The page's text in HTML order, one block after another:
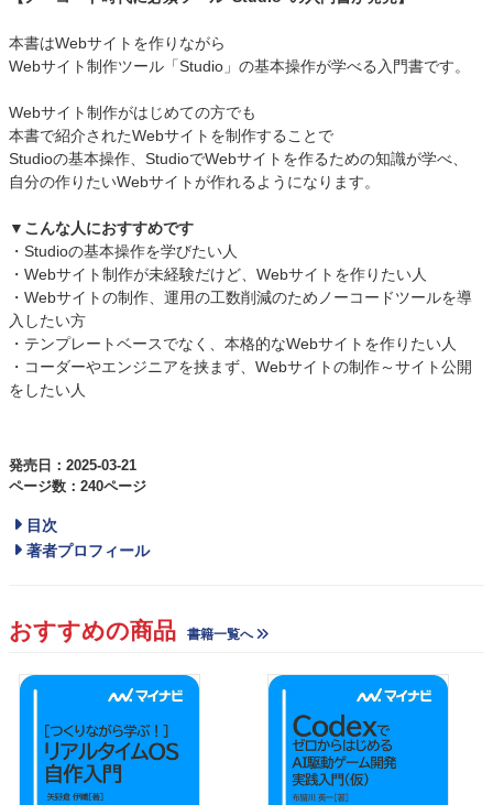
本書はWebサイトを作りながら
Webサイト制作ツール「Studio」の基本操作が学べる入門書です。
Webサイト制作がはじめての方でも
本書で紹介されたWebサイトを制作することで
Studioの基本操作、StudioでWebサイトを作るための知識が学べ、
自分の作りたいWebサイトが作れるようになります。
▼こんな人におすすめです
・Studioの基本操作を学びたい人
・Webサイト制作が未経験だけど、Webサイトを作りたい人
・Webサイトの制作、運用の工数削減のためノーコードツールを導
入したい方
・テンプレートベースでなく、本格的なWebサイトを作りたい人
・コーダーやエンジニアを挟まず、Webサイトの制作～サイト公開
をしたい人
発売日：2025-03-21
ページ数：240ページ
目次
著者プロフィール
おすすめの商品 書籍一覧へ